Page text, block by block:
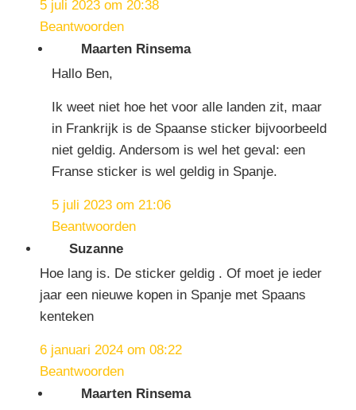
5 juli 2023 om 20:38
Beantwoorden
Maarten Rinsema
Hallo Ben,
Ik weet niet hoe het voor alle landen zit, maar
in Frankrijk is de Spaanse sticker bijvoorbeeld
niet geldig. Andersom is wel het geval: een
Franse sticker is wel geldig in Spanje.
5 juli 2023 om 21:06
Beantwoorden
Suzanne
Hoe lang is. De sticker geldig . Of moet je ieder
jaar een nieuwe kopen in Spanje met Spaans
kenteken
6 januari 2024 om 08:22
Beantwoorden
Maarten Rinsema